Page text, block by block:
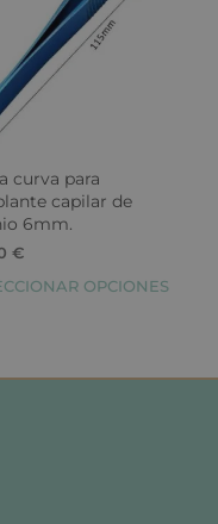
curva para
capilar de
6mm.
€
OPCIONES